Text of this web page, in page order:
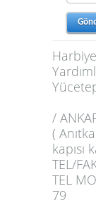
/
(
kapısı
TEL/
TEL
79